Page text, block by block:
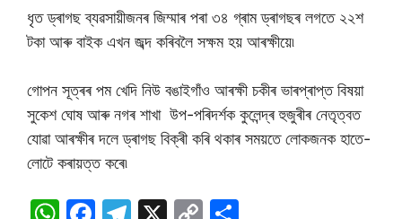
ধৃত ড্ৰাগছ ব্যৱসায়ীজনৰ জিম্মাৰ পৰা ৩৪ গ্ৰাম ড্ৰাগছৰ লগতে ২২শ
টকা আৰু বাইক এখন জব্দ কৰিবলৈ সক্ষম হয় আৰক্ষীয়ে৷
গোপন সূত্ৰৰ পম খেদি নিউ বঙাইগাঁও আৰক্ষী চকীৰ ভাৰপ্ৰাপ্ত বিষয়া
সুকেশ ঘোষ আৰু নগৰ শাখা উপ-পৰিদৰ্শক কুলেন্দ্ৰ হুজুৰীৰ নেতৃত্বত
যোৱা আৰক্ষীৰ দলে ড্ৰাগছ বিক্ৰী কৰি থকাৰ সময়তে লোকজনক হাতে-
লোটে কৰায়ত্ত কৰে৷